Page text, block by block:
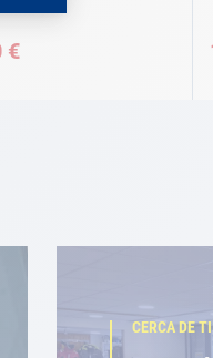
€
CERCA DE TI